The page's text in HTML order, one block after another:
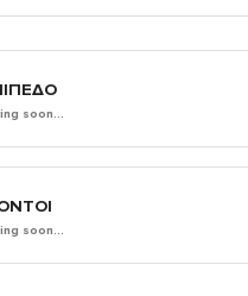
soon...
soon...